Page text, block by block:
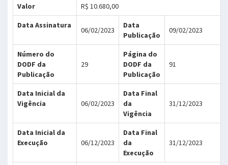
Valor R$ 10.680,00
Data Assinatura
06/02/2023
Data
Publicação
09/02/2023
Número do
DODF da
Publicação
29
Página do
DODF da
Publicação
91
Data Inicial da
Vigência
06/02/2023
Data Final
da
Vigência
31/12/2023
Data Inicial da
Execução
06/12/2023
Data Final
da
Execução
31/12/2023